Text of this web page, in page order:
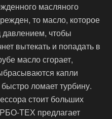
масляного
то масло, которое
давлением, чтобы
вытекать и попадать в
масло сгорает,
капли
ломает турбину.
стоит больших
ТЕХ предлагает